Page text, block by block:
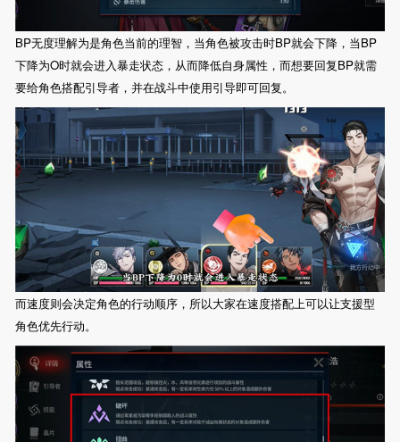
BP无度理解为是角色当前的理智，当角色被攻击时BP就会下降，当BP
下降为O时就会进入暴走状态，从而降低自身属性，而想要回复BP就需
要给角色搭配引导者，并在战斗中使用引导即可回复。
而速度则会决定角色的行动顺序，所以大家在速度搭配上可以让支援型
角色优先行动。